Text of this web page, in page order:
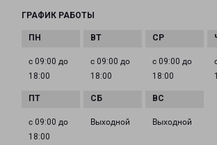
ГРАФИК РАБОТЫ
с 09:00 до
18:00
с 09:00 до
18:00
с 09:00 до
18:00
с 09:00 до
18:00
Выходной Выходной